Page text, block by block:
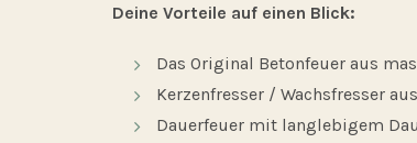
Deine Vorteile auf einen Blick:
Das Original Betonfeuer aus
Kerzenfresser / Wachsfresser
Dauerfeuer mit langlebigem